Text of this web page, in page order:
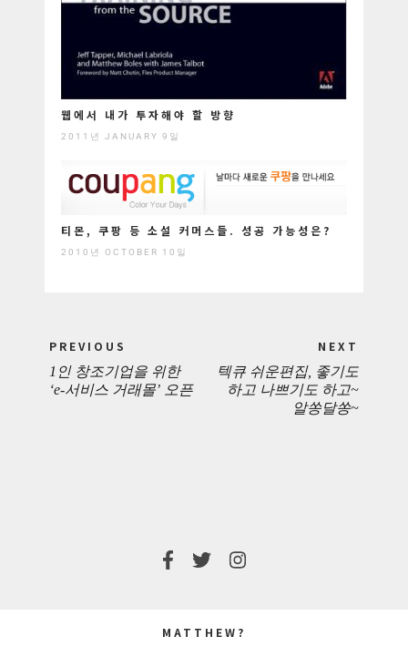
웹에서 내가 투자해야 할 방향
2011년 JANUARY 9일
티몬, 쿠팡 등 소설 커머스들. 성공 가능성은?
2010년 OCTOBER 10일
navigation
PREVIOUS
PREVIOUS
1인 창조기업을 위한
‘e-서비스 거래몰’ 오픈
NEXT
POST:
텍큐 쉬운편집, 좋기도
하고 나쁘기도 하고~
알쏭달쏭~
MATTHEW?